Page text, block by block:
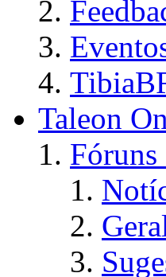
Taleon
Fóruns